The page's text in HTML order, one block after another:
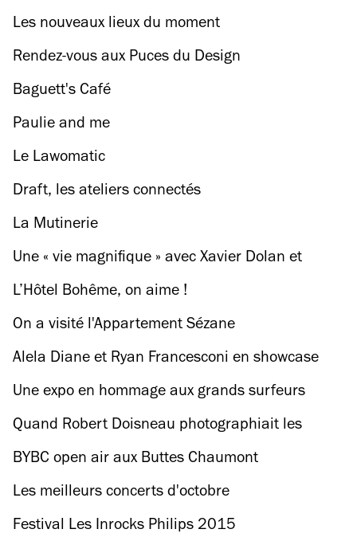
Les nouveaux lieux du moment
Rendez-vous aux Puces du Design
Baguett's Café
Paulie and me
Le Lawomatic
Draft, les ateliers connectés
La Mutinerie
Une « vie magnifique » avec Xavier Dolan et
Magnum
L’Hôtel Bohême, on aime !
On a visité l'Appartement Sézane
Alela Diane et Ryan Francesconi en showcase
Une expo en hommage aux grands surfeurs
hawaïens à Paris
Quand Robert Doisneau photographiait les
scientifiques du muséum d'Histoire naturelle
BYBC open air aux Buttes Chaumont
Les meilleurs concerts d'octobre
Festival Les Inrocks Philips 2015